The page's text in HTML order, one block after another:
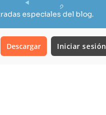
especiales del blog.
Descargar Iniciar sesión